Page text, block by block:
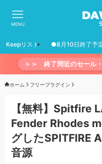
MENU
Keepリスト ●8月10日終了予
＞＞ 終了間近のセール
ホーム フリープラグイン
【無料】Spitfire
Fender Rhodes
グしたSPITFIRE
音源